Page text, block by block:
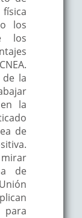
los
los
la
la
de
de